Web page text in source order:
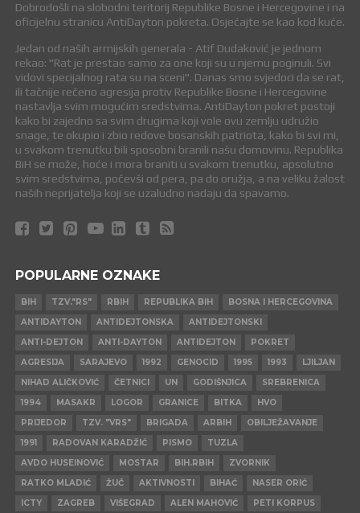
Dobrodošli na slobodni teritorij Republike Bosne i Hercegovine i na
oficijelnu stranicu AntiDayton pokreta. Osjećajte se kao kod kuće.
Jedan od naših armijskih generala - Atif Dudaković je jednom
rekao: "Rat je prestao samo za one koji su u njemu poginuli. Svi
vidovi specijalnog rata su na sceni". Danas smo svjedoci da se rat,
ili tačnije rečeno agresija protiv Republike Bosne i Hercegovine
nastavlja svim mogućim sredstvima. AntiDayton pokret postoji
kako bi zajedno sa svim drugima koji vole ovu zemlju udružio
snage, te okupio i zbio redove bosanskih patriota, kako bi svi mi,
u svakom trenutku bili sposobni branili našu domovinu. Republika
BiH se može, hoće i mora braniti u svakom trenutku, apsolutno
svim sredstvima, počevši od pera, pa do oružja, a na veliku žalost
naših neprijatelja koji se uzaludno nadaju da spavamo.
POPULARNE OZNAKE
BIH TZV."RS" RBIH REPUBLIKA BIH
BOSNA I HERCEGOVINA
ANTIDAYTON
ANTIDEJTONSKA
ANTIDEJTONSKI
ANTI-DEJTON
ANTI-DAYTON ANTIDEJTON
POKRET
AGRESIJA
SARAJEVO 1992 GENOCID 1995 1993
LJILJAN
NIHAD ALIČKOVIĆ
ČETNICI UN GODIŠNJICA
SREBRENICA
1994
MASAKR LOGOR GRANICE BITKA
HVO
PRIJEDOR
TZV. "VRS" BRIGADA ARBIH
OBILJEŽAVANJE
1991
RADOVAN KARADŽIĆ PISMO
TUZLA
AVDO HUSEINOVIĆ
MOSTAR BIH.RBIH
ZVORNIK
RATKO MLADIĆ
ŽUČ AKTIVNOSTI BIHAĆ
NASER ORIĆ
ICTY
ZAGREB VIŠEGRAD ALEN MAHOVIĆ
PETI KORPUS